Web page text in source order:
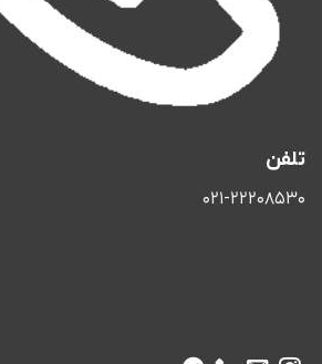
تلفن
021-22208530